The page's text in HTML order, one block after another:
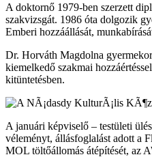
A doktornő 1979-ben szerzett
szakvizsgát. 1986 óta dolgozik
Emberi hozzáállását,
Dr. Horváth Magdolna
kiemelkedő szakmai
kitüntetésben.
A januári képviselő – testületi
véleményt, állásfoglalást adott a
MOL töltőállomás átépítését, az